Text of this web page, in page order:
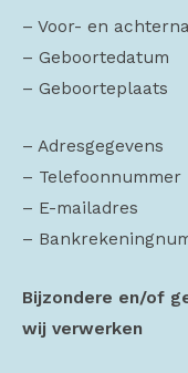
– Voor- en
– Geboortedatum
– Geboorteplaats
– Adresgegevens
– Telefoonnummer
– E-mailadres
–
Bijzondere en/of
wij verwerken